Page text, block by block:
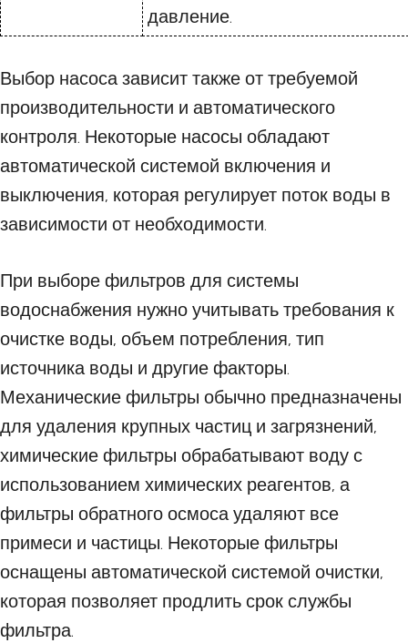
давление.
Выбор насоса зависит также от требуемой
производительности и автоматического
контроля. Некоторые насосы обладают
автоматической системой включения и
выключения, которая регулирует поток воды в
зависимости от необходимости.
При выборе фильтров для системы
водоснабжения нужно учитывать требования к
очистке воды, объем потребления, тип
источника воды и другие факторы.
Механические фильтры обычно предназначены
для удаления крупных частиц и загрязнений,
химические фильтры обрабатывают воду с
использованием химических реагентов, а
фильтры обратного осмоса удаляют все
примеси и частицы. Некоторые фильтры
оснащены автоматической системой очистки,
которая позволяет продлить срок службы
фильтра.